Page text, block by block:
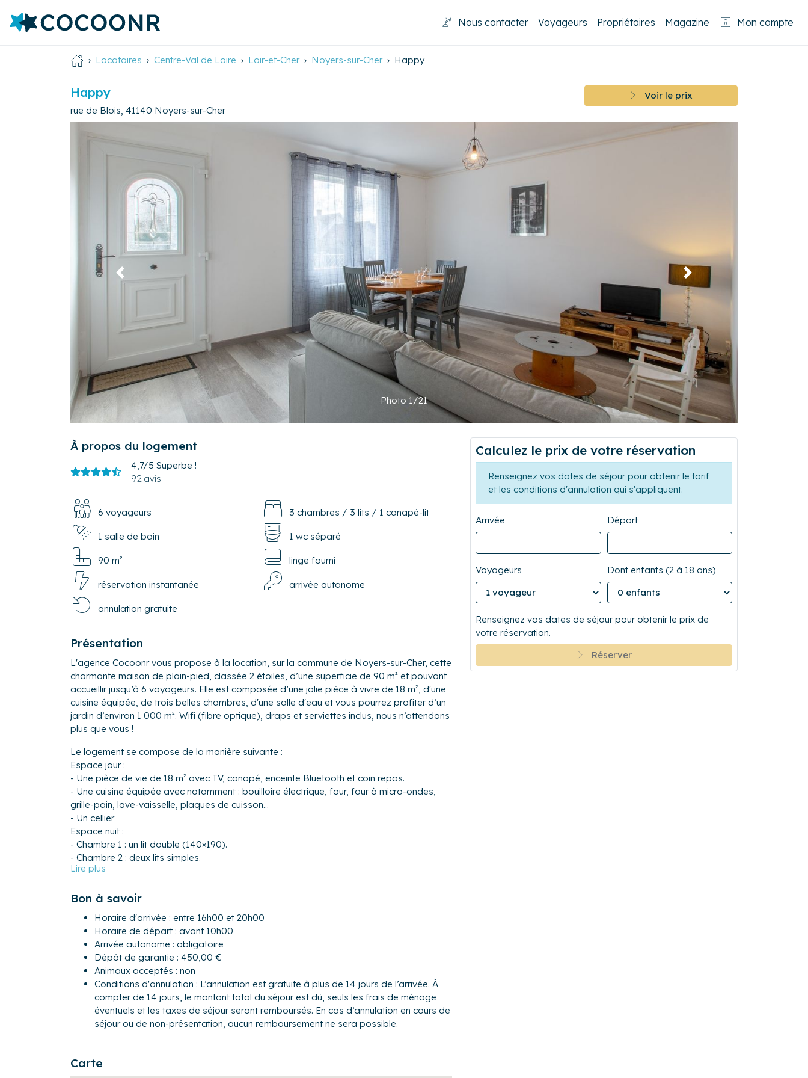
Nous contacter Voyageurs Propriétaires Magazine Mon compte
Locataires Centre-Val de Loire Loir-et-Cher Noyers-sur-Cher Happy
Happy
rue de Blois 41140 Noyers-sur-Cher
Voir le prix
Photo 1/21
Précédent Suivant
À propos du logement
4,7/5 Superbe !
92 avis
6 voyageurs 3 chambres / 3 lits / 1 canapé-lit
1 salle de bain 1 wc séparé
90 m² linge fourni
réservation instantanée arrivée autonome
annulation gratuite
Présentation
L'agence Cocoonr vous propose à la location, sur la commune de Noyers-sur-Cher, cette
charmante maison de plain-pied, classée 2 étoiles, d’une superficie de 90 m² et pouvant
accueillir jusqu’à 6 voyageurs. Elle est composée d’une jolie pièce à vivre de 18 m², d'une
cuisine équipée, de trois belles chambres, d'une salle d'eau et vous pourrez profiter d’un
jardin d’environ 1 000 m². Wifi (fibre optique), draps et serviettes inclus, nous n’attendons
plus que vous !
Le logement se compose de la manière suivante :
Espace jour :
- Une pièce de vie de 18 m² avec TV, canapé, enceinte Bluetooth et coin repas.
- Une cuisine équipée avec notamment : bouilloire électrique, four, four à micro-ondes,
grille-pain, lave-vaisselle, plaques de cuisson...
- Un cellier
Espace nuit :
- Chambre 1 : un lit double (140×190).
- Chambre 2 : deux lits simples.
- Chambre 3 : un canapé-lit de type BZ (140×190).
- WC séparé.
Extérieur :
- Un beau jardin clos d'environ 1 000 m², vous trouverez un portique et un trampoline.
- Une terrasse à l'arrière de la maison avec mobilier pour profiter des beaux jours.
Pour encore plus de confort, les propriétaires ont décidé d’investir dans les équipements
complémentaires suivants : barbecue, chaise haute, lave-linge, lit parapluie, table et fer à
repasser.
La maison est idéalement située à Noyers-sur-Cher sur l'axe Blois - Saint Aignan, dans un
environnement très agréable et calme sans aucun vis à vis. Vous pourrez bénéficier à
marché...
Bon à savoir
Horaire d'arrivée : entre 16h00 et 20h00
Horaire de départ : avant 10h00
Arrivée autonome : obligatoire
Dépôt de garantie : 450,00 €
Animaux acceptés : non
Conditions d'annulation : L’annulation est gratuite à plus de 14 jours de l’arrivée. À
compter de 14 jours, le montant total du séjour est dû, seuls les frais de ménage
éventuels et les taxes de séjour seront remboursés. En cas d’annulation en cours de
séjour ou de non-présentation, aucun remboursement ne sera possible.
Carte
Calculez le prix de votre réservation
Renseignez vos dates de séjour pour obtenir le tarif
et les conditions d'annulation qui s'appliquent.
Arrivée Départ
Voyageurs Dont enfants (2 à 18 ans)
Renseignez vos dates de séjour pour obtenir le prix de
votre réservation.
Réserver